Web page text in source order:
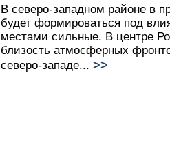
В северо-западном районе в
будет формироваться под
местами сильные. В центре
близость атмосферных
северо-западе... >>